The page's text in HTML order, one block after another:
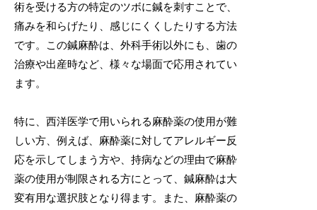
術を受ける方の特定のツボに鍼を刺すことで、
痛みを和らげたり、感じにくくしたりする方法
です。この鍼麻酔は、外科手術以外にも、歯の
治療や出産時など、様々な場面で応用されてい
ます。
特に、西洋医学で用いられる麻酔薬の使用が難
しい方、例えば、麻酔薬に対してアレルギー反
応を示してしまう方や、持病などの理由で麻酔
薬の使用が制限される方にとって、鍼麻酔は大
変有用な選択肢となり得ます。また、麻酔薬の